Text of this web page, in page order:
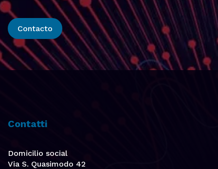
Contacto
Contatti
Domicilio social
Via S. Quasimodo 42